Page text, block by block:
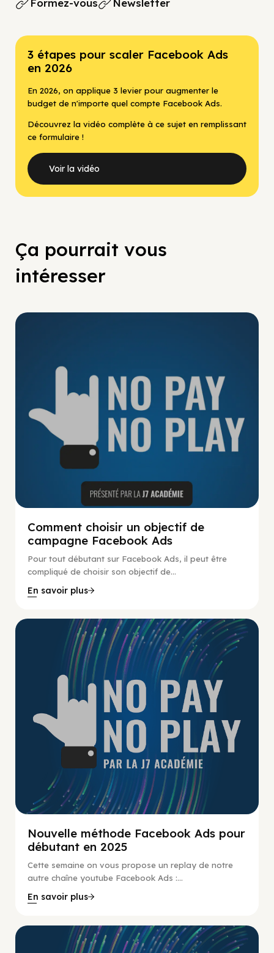
Formez-vous Newsletter
3 étapes pour scaler Facebook Ads
en 2026
En 2026, on applique 3 levier pour augmenter le
budget de n'importe quel compte Facebook Ads.
Découvrez la vidéo complète à ce sujet en remplissant
ce formulaire !
Voir la vidéo
Ça pourrait vous
intéresser
Comment choisir un objectif de
campagne Facebook Ads
Pour tout débutant sur Facebook Ads, il peut être
compliqué de choisir son objectif de...
En savoir plus
No Pay No Play
Nouvelle méthode Facebook Ads pour
débutant en 2025
Cette semaine on vous propose un replay de notre
autre chaîne youtube Facebook Ads :...
En savoir plus
No Pay No Play